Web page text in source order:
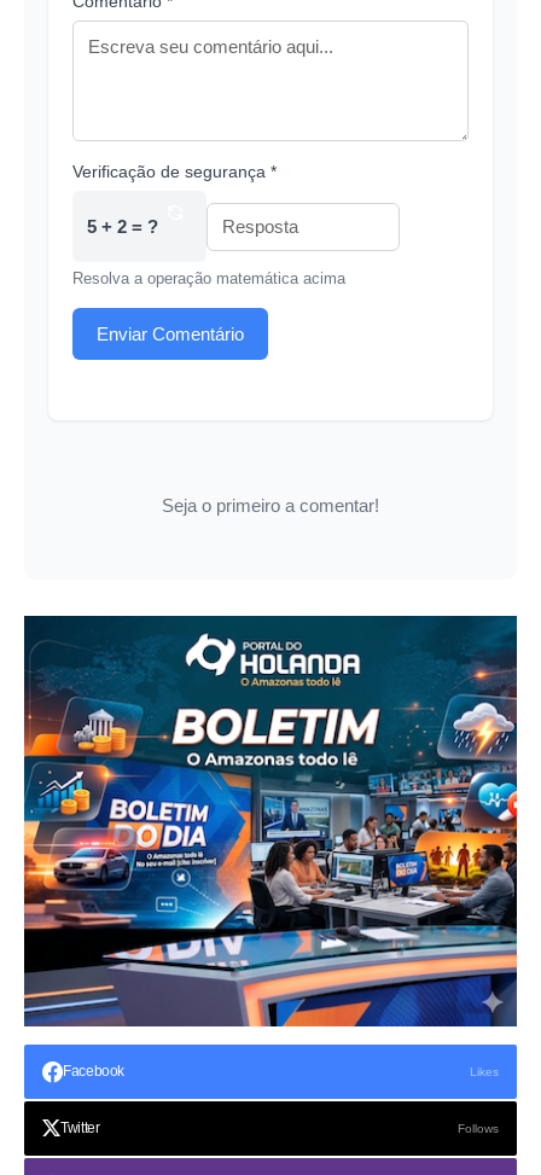
Verificação de segurança *
5 + 2 = ?
Resolva a operação matemática acima
Enviar Comentário
Seja o primeiro a comentar!
Facebook Likes
Twitter Follows